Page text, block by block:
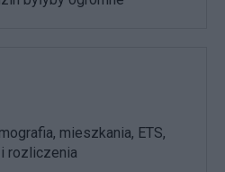
mieszkania, ETS,
rozliczenia